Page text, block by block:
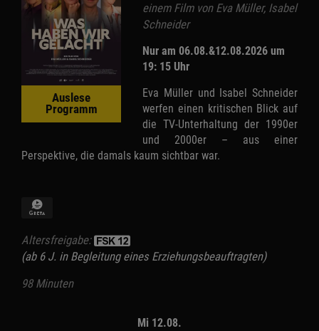
Auslese
Programm
einem Film von Eva Müller, Isabel
Schneider
Nur am 06.08.&12.08.2026 um
19: 15 Uhr
Eva Müller und Isabel Schneider
werfen einen kritischen Blick auf
die TV-Unterhaltung der 1990er
und 2000er – aus einer
Perspektive, die damals kaum sichtbar war.
Altersfreigabe:
(ab 6 J. in Begleitung eines Erziehungsbeauftragten)
98 Minuten
Mi 12.08.